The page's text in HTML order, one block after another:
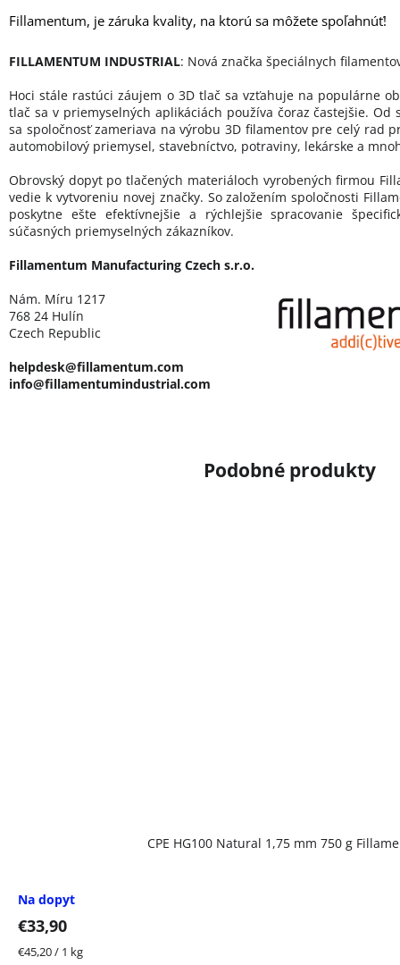
CPE HG100 Natural 1,75 mm 750 g
Na dopyt
€33,90
Jednotková
€45,20 / 1 kg
Fillamentum, je záruka kvality, na ktorú sa môžete spoľahnúť!
FILLAMENTUM INDUSTRIAL: Nová značka špeciálnych
Hoci stále rastúci záujem o 3D tlač sa vzťahuje na populárne
tlač sa v priemyselných aplikáciách používa čoraz častejšie. Od
sa spoločnosť zameriava na výrobu 3D filamentov pre celý rad
automobilový priemysel, stavebníctvo, potraviny, lekárske a
Obrovský dopyt po tlačených materiáloch vyrobených firmou
vedie k vytvoreniu novej značky. So založením spoločnosti
poskytne ešte efektívnejšie a rýchlejšie spracovanie
súčasných priemyselných zákazníkov.
Fillamentum Manufacturing Czech s.r.o.
Nám. Míru 1217
768 24 Hulín
Czech Republic
helpdesk@fillamentum.com
info@fillamentumindustrial.com